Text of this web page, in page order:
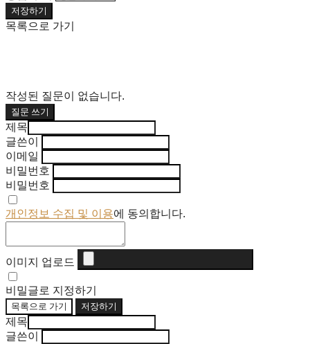
저장하기
목록으로 가기
작성된 질문이 없습니다.
질문 쓰기
제목
글쓴이
이메일
비밀번호
비밀번호
개인정보 수집 및 이용에 동의합니다.
이미지 업로드
비밀글로 지정하기
목록으로 가기 저장하기
제목
글쓴이